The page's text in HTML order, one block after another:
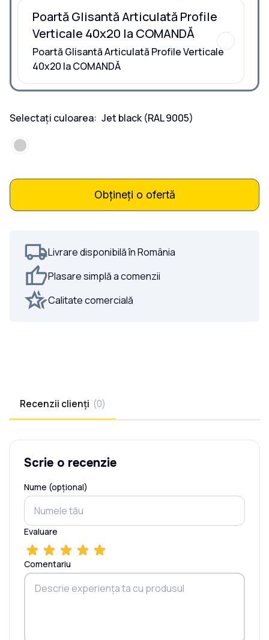
Poartă Glisantă Articulată Profile
Verticale 40x20 la COMANDĂ
Poartă Glisantă Articulată Profile Verticale
40x20 la COMANDĂ
Selectați culoarea: Jet black(RAL 9005)
Obțineți o ofertă
Livrare disponibilă în România
Plasare simplă a comenzii
Calitate comercială
Recenzii clienți (0)
Scrie o recenzie
Nume (opțional)
Evaluare
Comentariu